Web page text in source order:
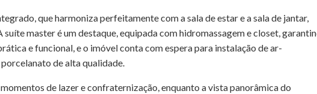
que harmoniza perfeitamente com a sala de estar e a sala de jantar,
master é um destaque, equipada com hidromassagem e closet,
e funcional, e o imóvel conta com espera para instalação de ar-
de alta qualidade.
de lazer e confraternização, enquanto a vista panorâmica do